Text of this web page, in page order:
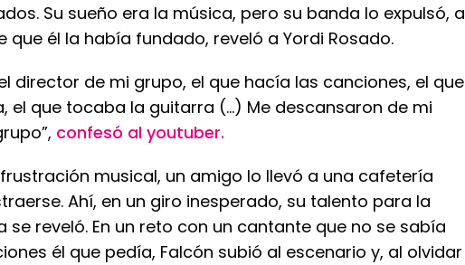
Su sueño era la música, pero su banda lo expulsó, a
que él la había fundado, reveló a Yordi Rosado.
director de mi grupo, el que hacía las canciones, el que
el que tocaba la guitarra (...) Me descansaron de mi
confesó al youtuber.
musical, un amigo lo llevó a una cafetería
Ahí, en un giro inesperado, su talento para la
se reveló. En un reto con un cantante que no se sabía
él que pedía, Falcón subió al escenario y, al olvidar